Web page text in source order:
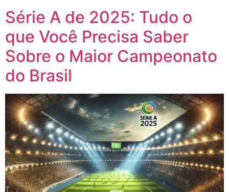
Série A de 2025: Tudo o
que Você Precisa Saber
Sobre o Maior Campeonato
do Brasil